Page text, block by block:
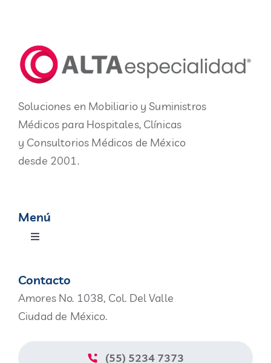
Soluciones en Mobiliario y Suministros
Médicos para Hospitales, Clínicas
y Consultorios Médicos de México
desde 2001.
Menú
Toggle
Contacto
Amores No. 1038, Col. Del Valle
Ciudad de México.
(55) 5234 7373